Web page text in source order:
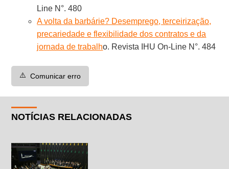
Line N°. 480
A volta da barbárie? Desemprego, terceirização,
precariedade e flexibilidade dos contratos e da
jornada de trabalho. Revista IHU On-Line N°. 484
⚠️ Comunicar erro
NOTÍCIAS RELACIONADAS